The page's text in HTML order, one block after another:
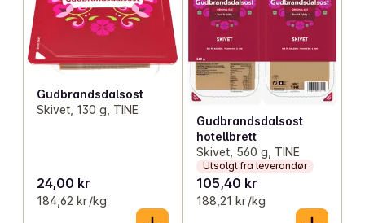
Gudbrandsdalsost
Skivet, 130 g, TINE
24,00 kr
184,62 kr /kg
Gudbrandsdalsost
hotellbrett
Skivet, 560 g, TINE
Utsolgt fra leverandør
105,40 kr
188,21 kr /kg